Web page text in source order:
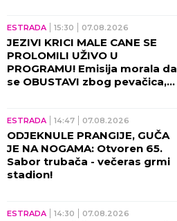
čega!
ESTRADA 15:30 07.08.2026
JEZIVI KRICI MALE CANE SE
PROLOMILI UŽIVO U
PROGRAMU! Emisija morala da
se OBUSTAVI zbog pevačica,
ESTRADA 14:47 07.08.2026
ODJEKNULE PRANGIJE, GUČA
JE NA NOGAMA: Otvoren 65.
Sabor trubača - večeras grmi
stadion!
ESTRADA 14:30 07.08.2026